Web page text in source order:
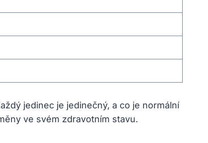
jedinec je jedinečný, a co je normální
ve svém zdravotním stavu.